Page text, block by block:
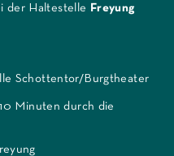
der Haltestelle
Freyung
Schottentor/Burgtheater
Minuten durch die